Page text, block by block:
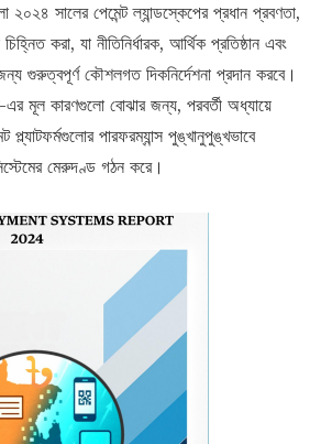
২০২৪ সালের পেমেন্ট ল্যান্ডস্কেপের প্রধান প্রবণতা,
করা, যা নীতিনির্ধারক, আর্থিক প্রতিষ্ঠান এবং
গুরুত্বপূর্ণ কৌশলগত দিকনির্দেশনা প্রদান করবে।
-এর মূল কারণগুলো বোঝার জন্য, পরবর্তী অধ্যায়ে
পারফরম্যান্স পুঙ্খানুপুঙ্খভাবে
মেরুদণ্ড গঠন করে।